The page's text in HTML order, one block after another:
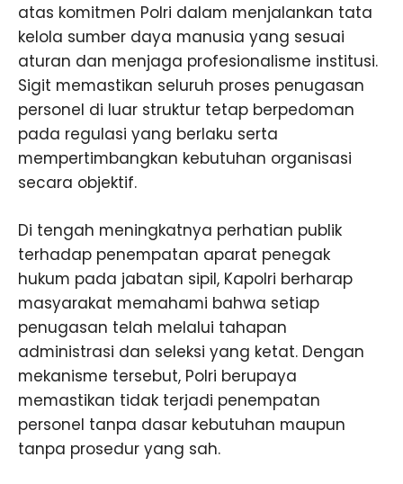
atas komitmen Polri dalam menjalankan tata
kelola sumber daya manusia yang sesuai
aturan dan menjaga profesionalisme institusi.
Sigit memastikan seluruh proses penugasan
personel di luar struktur tetap berpedoman
pada regulasi yang berlaku serta
mempertimbangkan kebutuhan organisasi
secara objektif.
Di tengah meningkatnya perhatian publik
terhadap penempatan aparat penegak
hukum pada jabatan sipil, Kapolri berharap
masyarakat memahami bahwa setiap
penugasan telah melalui tahapan
administrasi dan seleksi yang ketat. Dengan
mekanisme tersebut, Polri berupaya
memastikan tidak terjadi penempatan
personel tanpa dasar kebutuhan maupun
tanpa prosedur yang sah.